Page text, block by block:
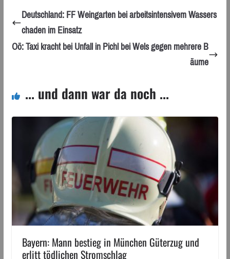
Deutschland: FF Weingarten bei arbeitsintensivem Wassers
chaden im Einsatz
Oö: Taxi kracht bei Unfall in Pichl bei Wels gegen mehrere B
äume
... und dann war da noch ...
Bayern: Mann bestieg in München Güterzug und
erlitt tödlichen Stromschlag